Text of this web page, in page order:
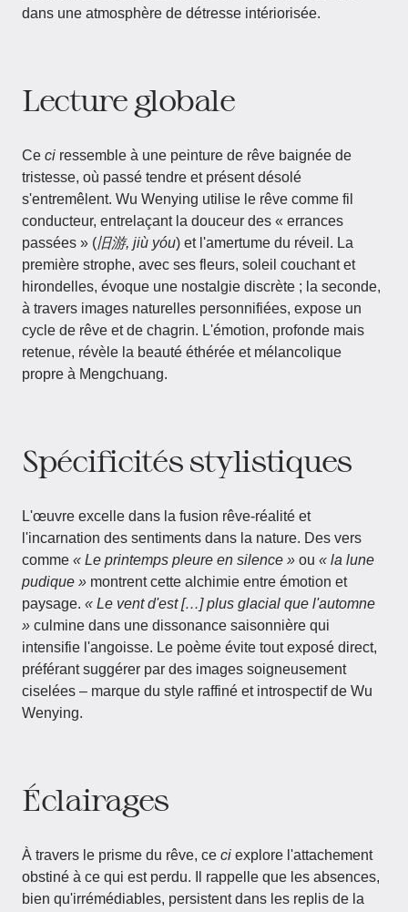
dans une atmosphère de détresse intériorisée.
Lecture globale
Ce ci ressemble à une peinture de rêve baignée de
tristesse, où passé tendre et présent désolé
s'entremêlent. Wu Wenying utilise le rêve comme fil
conducteur, entrelaçant la douceur des « errances
passées » (旧游, jiù yóu) et l'amertume du réveil. La
première strophe, avec ses fleurs, soleil couchant et
hirondelles, évoque une nostalgie discrète ; la seconde,
à travers images naturelles personnifiées, expose un
cycle de rêve et de chagrin. L'émotion, profonde mais
retenue, révèle la beauté éthérée et mélancolique
propre à Mengchuang.
Spécificités stylistiques
L'œuvre excelle dans la fusion rêve-réalité et
l'incarnation des sentiments dans la nature. Des vers
comme « Le printemps pleure en silence » ou « la lune
pudique » montrent cette alchimie entre émotion et
paysage. « Le vent d'est […] plus glacial que l'automne
» culmine dans une dissonance saisonnière qui
intensifie l'angoisse. Le poème évite tout exposé direct,
préférant suggérer par des images soigneusement
ciselées – marque du style raffiné et introspectif de Wu
Wenying.
Éclairages
À travers le prisme du rêve, ce ci explore l'attachement
obstiné à ce qui est perdu. Il rappelle que les absences,
bien qu'irrémédiables, persistent dans les replis de la